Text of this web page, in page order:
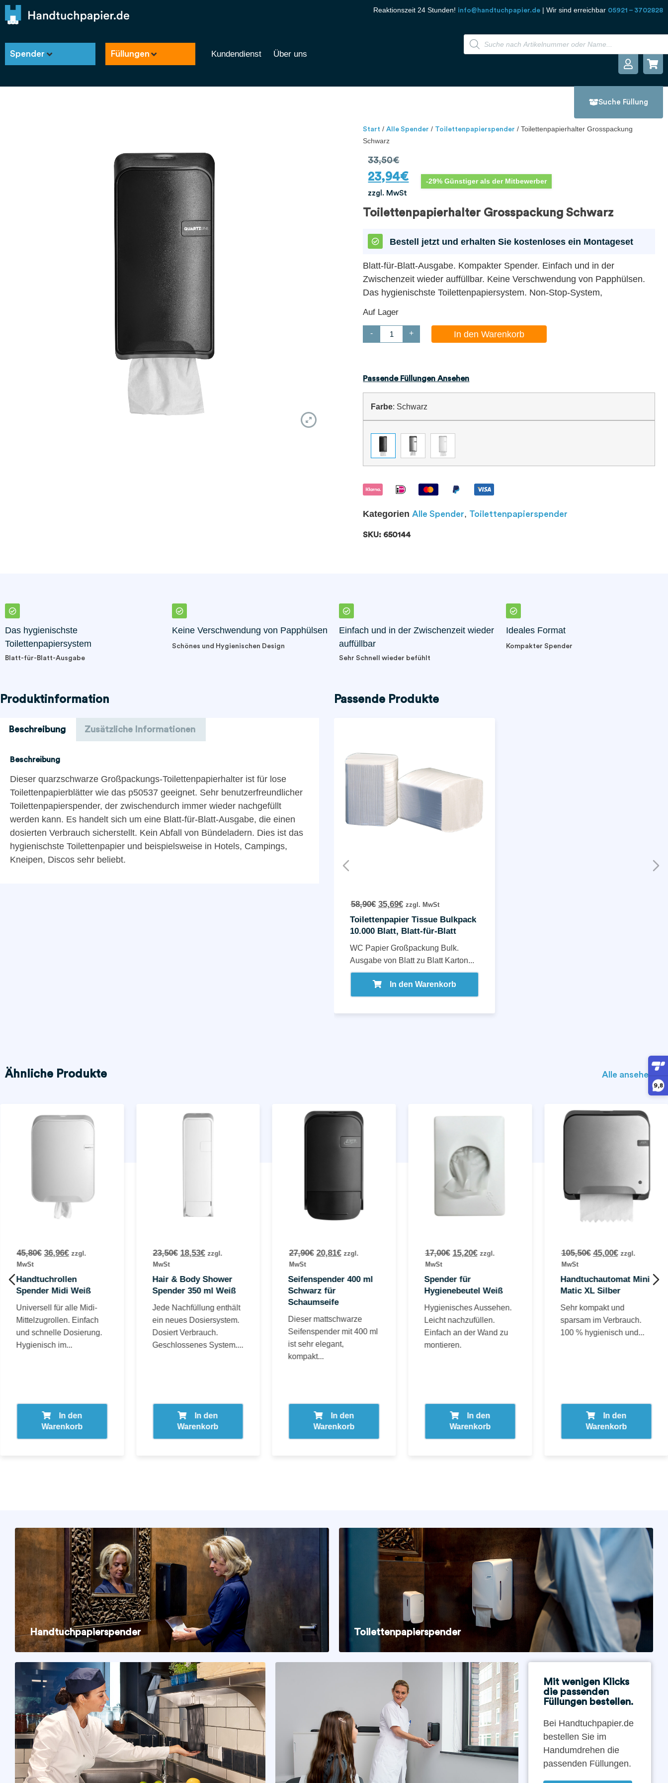
9,8
Reaktionszeit 24 Stunden! info@handtuchpapier.de | Wir sind erreichbar 05921 – 3702828
Spender Füllungen Kundendienst Über uns
Suche Füllung
Start /Alle Spender / Toilettenpapierspender / Toilettenpapierhalter Grosspackung
Schwarz
33,50€
23,94€
zzgl. MwSt
-29% Günstiger als der Mitbewerber
Toilettenpapierhalter Grosspackung Schwarz
Bestell jetzt und erhalten Sie kostenloses ein Montageset
Blatt-für-Blatt-Ausgabe. Kompakter Spender. Einfach und in der
Zwischenzeit wieder auffüllbar. Keine Verschwendung von Papphülsen.
Das hygienischste Toilettenpapiersystem. Non-Stop-System,
Auf Lager
- + In den Warenkorb
Passende Füllungen Ansehen
Farbe: Schwarz
Kategorien Alle Spender, Toilettenpapierspender
SKU: 650144
Das hygienischste
Toilettenpapiersystem
Blatt-für-Blatt-Ausgabe
Keine Verschwendung von Papphülsen
Schönes und Hygienischen Design
Einfach und in der Zwischenzeit wieder
auffüllbar
Sehr Schnell wieder befühlt
Ideales Format
Kompakter Spender
Produktinformation Passende Produkte
Beschreibung Zusätzliche Informationen
Beschreibung
Dieser quarzschwarze Großpackungs-Toilettenpapierhalter ist für lose
Toilettenpapierblätter wie das p50537 geeignet. Sehr benutzerfreundlicher
Toilettenpapierspender, der zwischendurch immer wieder nachgefüllt
werden kann. Es handelt sich um eine Blatt-für-Blatt-Ausgabe, die einen
dosierten Verbrauch sicherstellt. Kein Abfall von Bündeladern. Dies ist das
hygienischste Toilettenpapier und beispielsweise in Hotels, Campings,
Kneipen, Discos sehr beliebt.
58,90€ 35,69€ zzgl. MwSt
Toilettenpapier Tissue Bulkpack
10.000 Blatt, Blatt-für-Blatt
WC Papier Großpackung Bulk.
Ausgabe von Blatt zu Blatt Karton...
In den Warenkorb
Ähnliche Produkte Alle ansehen ❯
45,80€ 36,96€ zzgl.
MwSt
Handtuchrollen
Spender Midi Weiß
Universell für alle Midi-
Mittelzugrollen. Einfach
und schnelle Dosierung.
Hygienisch im...
In den
Warenkorb
23,50€ 18,53€ zzgl.
MwSt
Hair & Body Shower
Spender 350 ml Weiß
Jede Nachfüllung enthält
ein neues Dosiersystem.
Dosiert Verbrauch.
Geschlossenes System....
In den
Warenkorb
27,90€ 20,81€ zzgl.
MwSt
Seifenspender 400 ml
Schwarz für
Schaumseife
Dieser mattschwarze
Seifenspender mit 400 ml
ist sehr elegant,
kompakt...
In den
Warenkorb
17,00€ 15,20€ zzgl.
MwSt
Spender für
Hygienebeutel Weiß
Hygienisches Aussehen.
Leicht nachzufüllen.
Einfach an der Wand zu
montieren.
In den
Warenkorb
105,50€ 45,00€ zzgl.
MwSt
Handtuchautomat Mini
Matic XL Silber
Sehr kompakt und
sparsam im Verbrauch.
100 % hygienisch und...
In den
Warenkorb
Handtuchpapierspender Toilettenpapierspender
Mit wenigen Klicks
die passenden
Füllungen bestellen.
Bei Handtuchpapier.de
bestellen Sie im
Handumdrehen die
passenden Füllungen.